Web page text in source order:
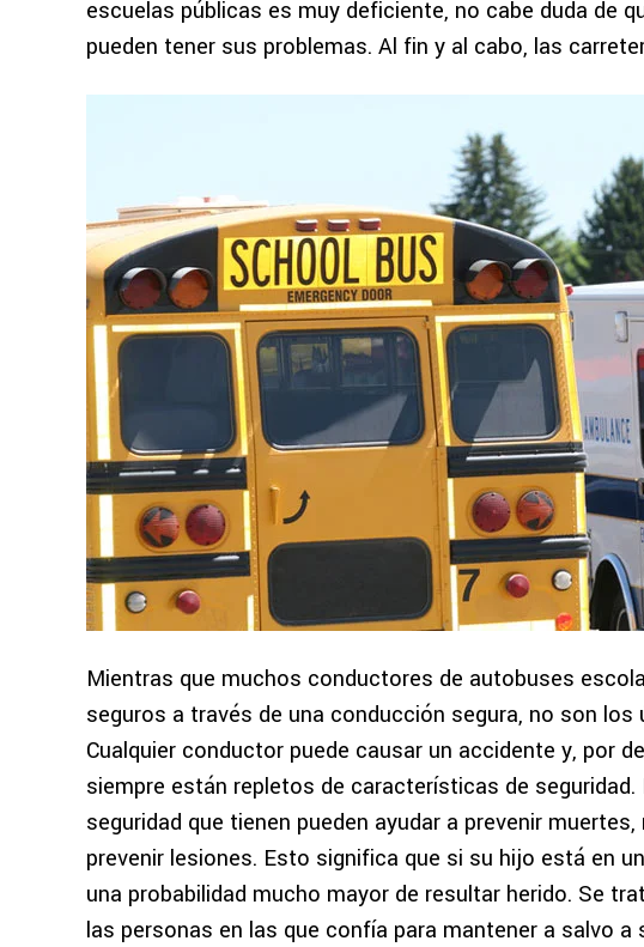
escuelas públicas es muy deficiente, no cabe duda de
pueden tener sus problemas. Al fin y al cabo, las
Mientras que muchos conductores de autobuses
seguros a través de una conducción segura, no son
Cualquier conductor puede causar un accidente y, por
siempre están repletos de características de
seguridad que tienen pueden ayudar a prevenir
prevenir lesiones. Esto significa que si su hijo está en
una probabilidad mucho mayor de resultar herido. Se
las personas en las que confía para mantener a salvo